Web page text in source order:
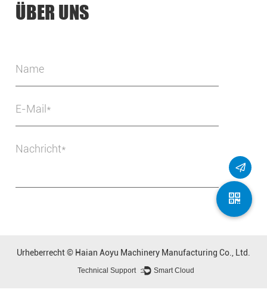
ÜBER UNS
Urheberrecht © Haian Aoyu Machinery Manufacturing Co., Ltd.
Technical Support ： Smart Cloud